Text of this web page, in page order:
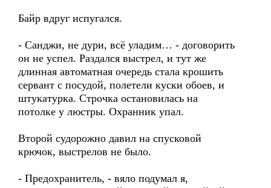
Байр вдруг испугался.
- Санджи, не дури, всё уладим… - договорить
он не успел. Раздался выстрел, и тут же
длинная автоматная очередь стала крошить
сервант с посудой, полетели куски обоев, и
штукатурка. Строчка остановилась на
потолке у люстры. Охранник упал.
Второй судорожно давил на спусковой
крючок, выстрелов не было.
- Предохранитель, - вяло подумал я,